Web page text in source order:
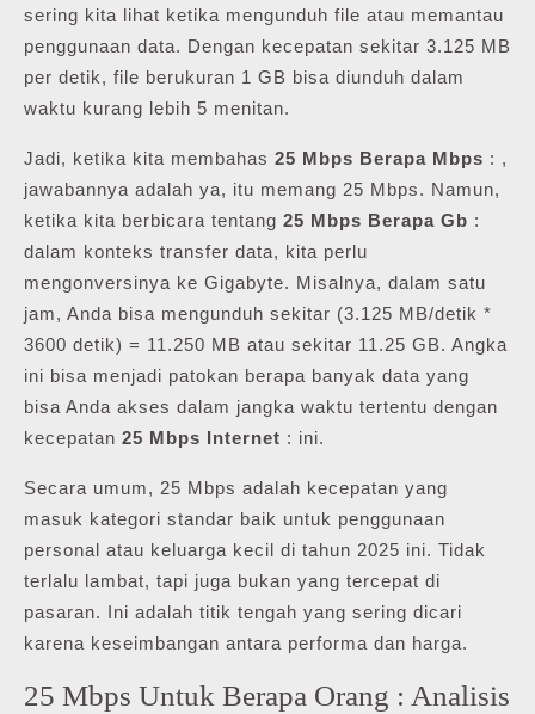
sering kita lihat ketika mengunduh file atau memantau
penggunaan data. Dengan kecepatan sekitar 3.125 MB
per detik, file berukuran 1 GB bisa diunduh dalam
waktu kurang lebih 5 menitan.
Jadi, ketika kita membahas 25 Mbps Berapa Mbps : ,
jawabannya adalah ya, itu memang 25 Mbps. Namun,
ketika kita berbicara tentang 25 Mbps Berapa Gb :
dalam konteks transfer data, kita perlu
mengonversinya ke Gigabyte. Misalnya, dalam satu
jam, Anda bisa mengunduh sekitar (3.125 MB/detik *
3600 detik) = 11.250 MB atau sekitar 11.25 GB. Angka
ini bisa menjadi patokan berapa banyak data yang
bisa Anda akses dalam jangka waktu tertentu dengan
kecepatan 25 Mbps Internet : ini.
Secara umum, 25 Mbps adalah kecepatan yang
masuk kategori standar baik untuk penggunaan
personal atau keluarga kecil di tahun 2025 ini. Tidak
terlalu lambat, tapi juga bukan yang tercepat di
pasaran. Ini adalah titik tengah yang sering dicari
karena keseimbangan antara performa dan harga.
25 Mbps Untuk Berapa Orang : Analisis